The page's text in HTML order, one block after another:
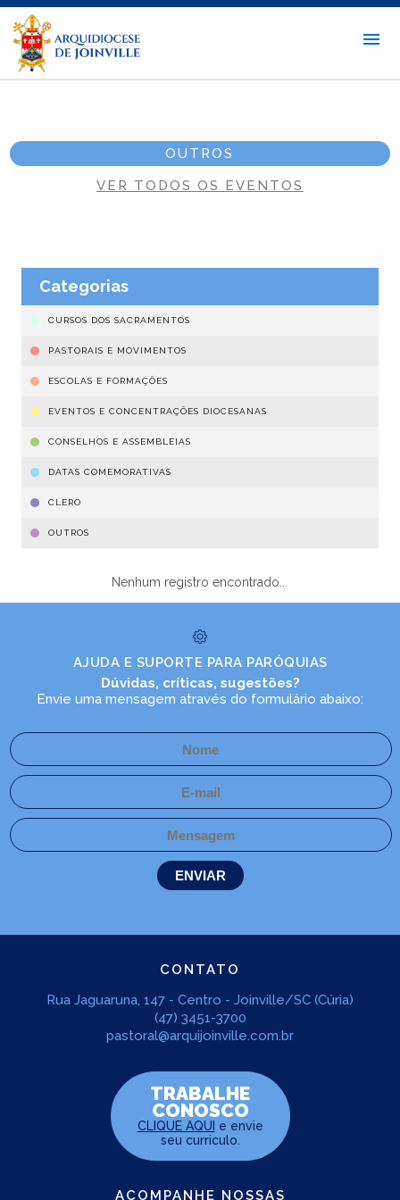
OUTROS
VER TODOS OS EVENTOS
Categorias
CURSOS DOS SACRAMENTOS
PASTORAIS E MOVIMENTOS
ESCOLAS E FORMAÇÕES
EVENTOS E CONCENTRAÇÕES DIOCESANAS
CONSELHOS E ASSEMBLEIAS
DATAS COMEMORATIVAS
CLERO
OUTROS
Nenhum registro encontrado...
AJUDA E SUPORTE PARA PARÓQUIAS
Dúvidas, críticas, sugestões?
Envie uma mensagem através do formulário abaixo:
CONTATO
Rua Jaguaruna, 147 - Centro - Joinville/SC (Cúria)
(47) 3451-3700
pastoral@arquijoinville.com.br
TRABALHE
CONOSCO
CLIQUE AQUI e envie
seu curriculo.
ACOMPANHE NOSSAS